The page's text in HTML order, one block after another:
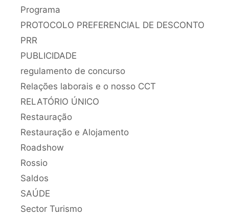
Programa
PROTOCOLO PREFERENCIAL DE DESCONTO
PRR
PUBLICIDADE
regulamento de concurso
Relações laborais e o nosso CCT
RELATÓRIO ÚNICO
Restauração
Restauração e Alojamento
Roadshow
Rossio
Saldos
SAÚDE
Sector Turismo